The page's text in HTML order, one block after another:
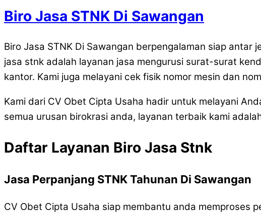
Biro Jasa STNK Di Sawangan
Biro Jasa STNK Di Sawangan berpengalaman siap
jasa stnk adalah layanan jasa mengurusi surat-surat
kantor. Kami juga melayani cek fisik nomor mesin dan
Kami dari CV Obet Cipta Usaha hadir untuk melayani
semua urusan birokrasi anda, layanan terbaik kami
Daftar Layanan Biro Jasa Stnk
Jasa Perpanjang STNK Tahunan Di Sawangan
CV Obet Cipta Usaha siap membantu anda memproses